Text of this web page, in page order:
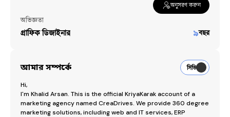
অনুসরণ করুন
অভিজ্ঞতা
গ্রাফিক ডিজাইনার ৯বছর
আমার সম্পর্কে সিভি
Hi,
I'm Khalid Arsan. This is the official KriyaKarak account of a
marketing agency named CreaDrives. We provide 360 degree
marketing solutions, including web and IT services, ERP